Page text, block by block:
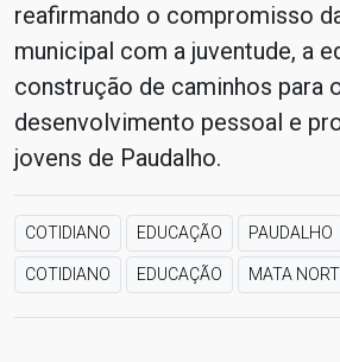
reafirmando o compromisso
municipal com a juventude, a
construção de caminhos para
desenvolvimento pessoal e
jovens de Paudalho.
COTIDIANO EDUCAÇÃO PAUDALHO
COTIDIANO EDUCAÇÃO MATA